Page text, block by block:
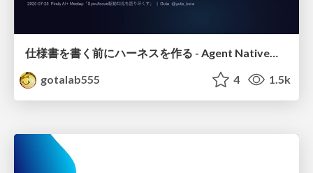
仕様書を書く前にハーネスを作る - Agent Native開発は「探索を速く、判定を固く」
gotalab555
4 1.5k